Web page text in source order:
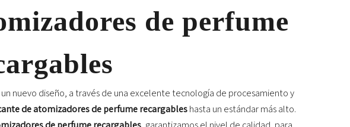
de perfume
un nuevo diseño, a través de una excelente tecnología de procesamiento y
de atomizadores de perfume recargableshasta un estándar más alto.